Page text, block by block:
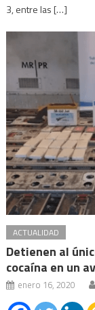
3, entre las […]
ACTUALIDAD
Detienen al
cocaína en un
enero 16, 2020